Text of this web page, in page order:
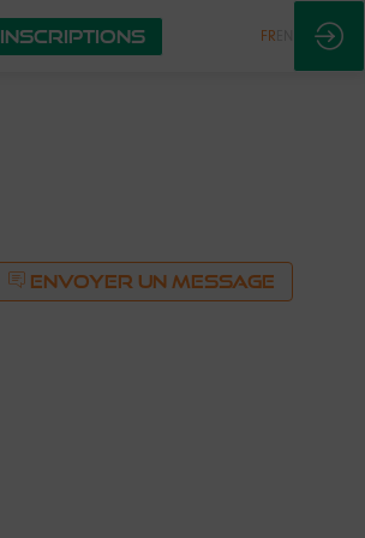
INSCRIPTIONS FR
ENVOYER UN MESSAGE